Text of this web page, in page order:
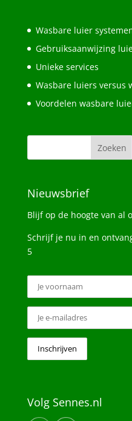
Wasbare luier
Gebruiksaanwijzing
Unieke services
Wasbare luiers versus
Voordelen wasbare
Nieuwsbrief
Blijf op de hoogte van al
Schrijf je nu in en
5
Volg Sennes.nl